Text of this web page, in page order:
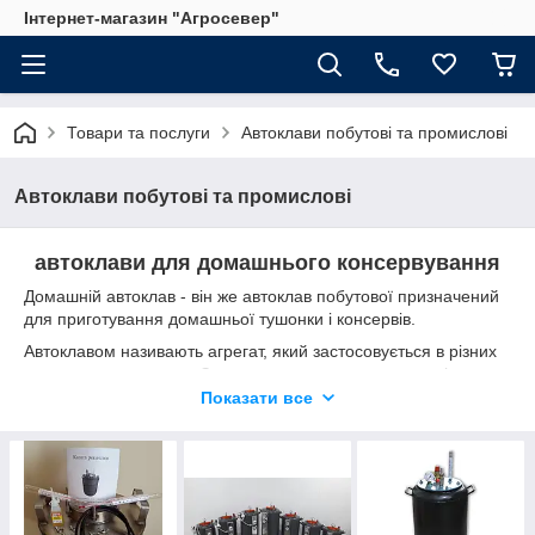
Інтернет-магазин "Агросевер"
Товари та послуги Автоклави побутові та промислові
Автоклави побутові та промислові
автоклави для домашнього консервування
Домашній автоклав - він же автоклав побутової призначений
для приготування домашньої тушонки і консервів.
Автоклавом називають агрегат, який застосовується в різних
промислових галузях. Зокрема, винятком не став навіть
повсякденний побут людини. З кожним роком кількість
це чудовий механізм при підмозі якого можна зробити
консерви.
Існує кілька видів автоклавів. Перший вид – автоклав
електричний, другий – на газу. За своїм здібностям один
Показати все